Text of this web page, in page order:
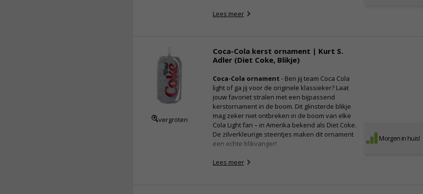
Lees meer
vergroten
Coca-Cola kerst ornament | Kurt S.
Adler (Diet Coke, Blikje)
Coca-Cola ornament - Ben jij team Coca Cola
light of ga jij voor de originele klassieker? Laat
jouw favoriet stralen met een bijpassend
kerstornament in de boom. Dit glinsterde blikje
mag zeker niet ontbreken in de boom van elke
Cola Light fan – in Amerika bekend als Diet Coke.
De zilverkleurige steentjes maken dit ornament
een echte blikvanger!
Lees meer
Morgen in huis!